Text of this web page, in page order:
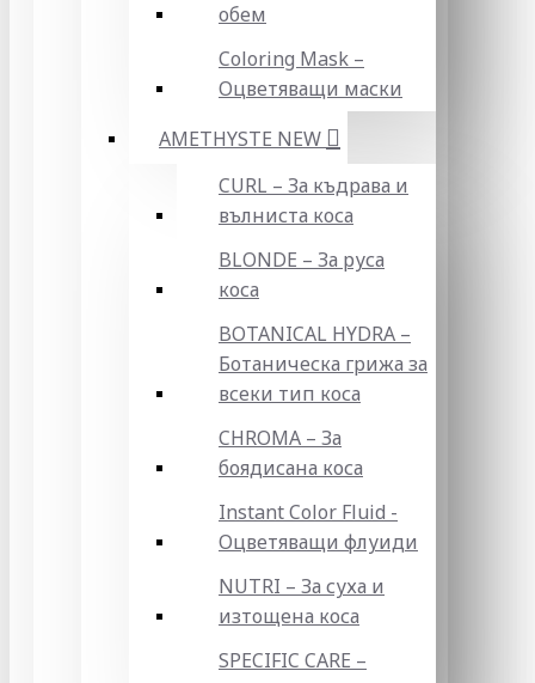
обем
Coloring Mask –
Оцветяващи маски
AMETHYSTE NEW
CURL – За къдрава и
вълниста коса
BLONDE – За руса
коса
BOTANICAL HYDRA –
Ботаническа грижа за
всеки тип коса
CHROMA – За
боядисана коса
Instant Color Fluid -
Оцветяващи флуиди
NUTRI – За суха и
изтощена коса
SPECIFIC CARE –